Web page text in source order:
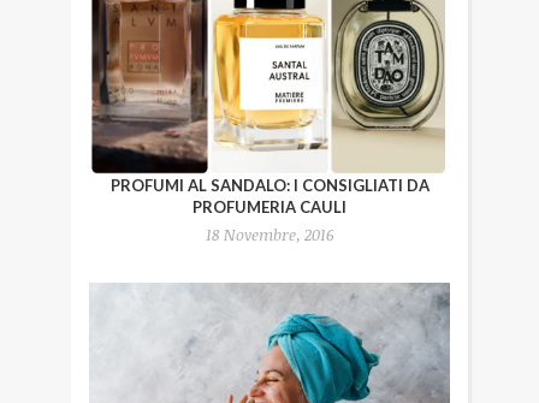
PROFUMI AL SANDALO: I CONSIGLIATI DA
PROFUMERIA CAULI
18 Novembre, 2016